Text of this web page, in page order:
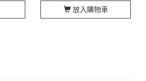
放入購物車